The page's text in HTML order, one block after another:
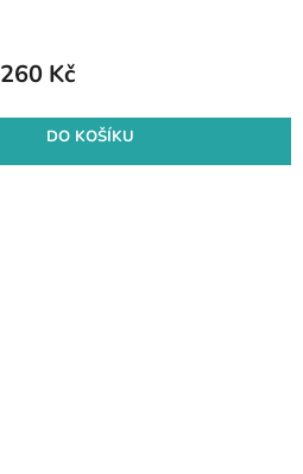
260 Kč
DO KOŠÍKU